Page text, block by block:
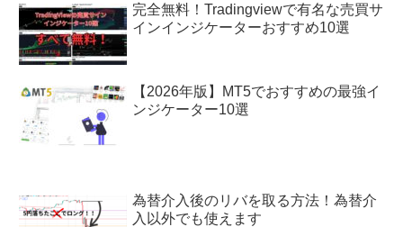
完全無料！Tradingviewで有名な売買サ
インインジケーターおすすめ10選
【2026年版】MT5でおすすめの最強イ
ンジケーター10選
為替介入後のリバを取る方法！為替介
入以外でも使えます